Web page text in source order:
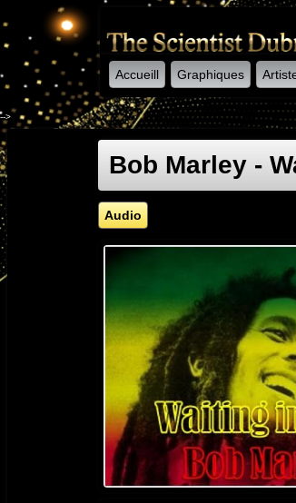
Accueill Graphiques
-->
Bob Marley -
Audio